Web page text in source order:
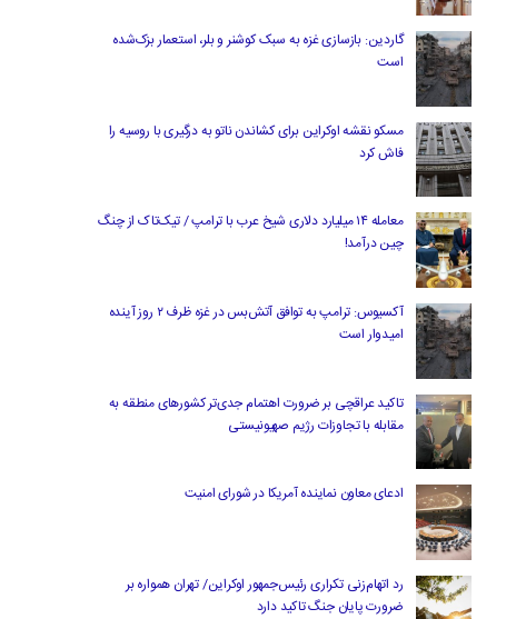
گاردین: بازسازی غزه به سبک کوشنر و بلر، استعمار بزک‌شده
است
مسکو نقشه اوکراین برای کشاندن ناتو به درگیری با روسیه را
فاش کرد
معامله ۱۴ میلیارد دلاری شیخ عرب با ترامپ / تیک‌تاک از چنگ
چین درآمد!
آکسیوس: ترامپ به توافق آتش‌بس در غزه ظرف ۲ روز آینده
امیدوار است
تاکید عراقچی بر ضرورت اهتمام جدی‌تر کشورهای منطقه به
مقابله با تجاوزات رژیم صهیونیستی
ادعای معاون نماینده آمریکا در شورای امنیت
رد اتهام‌زنی تکراری رئیس‌جمهور اوکراین/ تهران همواره بر
ضرورت پایان جنگ تاکید دارد